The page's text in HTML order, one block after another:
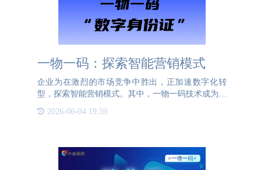
一物一码：探索智能营销模式
企业为在激烈的市场竞争中胜出，正加速数字化转
型，探索智能营销模式。其中，一物一码技术成为推
动转型的关键力量。一物一码，即每件产品拥有唯一
识别码，它链接产品基本信息、营销活动及售后服
2026-06-04 19:59